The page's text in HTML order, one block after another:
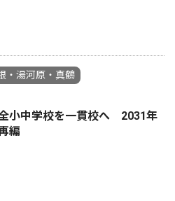
・湯河原・真鶴
小中学校を一貫校へ 2031年
編